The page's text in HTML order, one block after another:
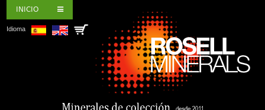
INICIO
Idioma